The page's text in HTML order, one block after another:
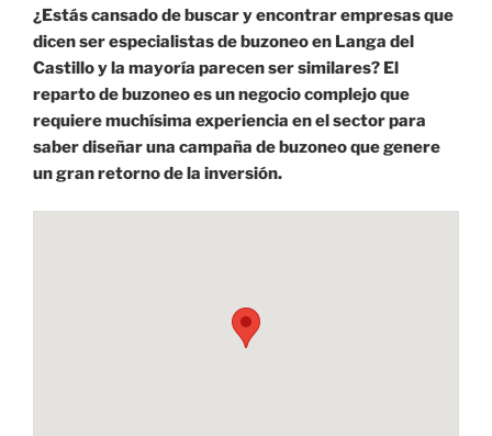
¿Estás cansado de buscar y encontrar empresas que
dicen ser especialistas de buzoneo en Langa del
Castillo y la mayoría parecen ser similares? El
reparto de buzoneo es un negocio complejo que
requiere muchísima experiencia en el sector para
saber diseñar una campaña de buzoneo que genere
un gran retorno de la inversión.